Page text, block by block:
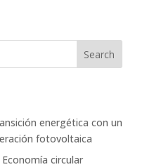
Search
energética con un
fotovoltaica
circular